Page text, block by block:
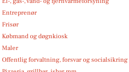
Entreprenør
Frisør
Købmand og døgnkiosk
Maler
Offentlig forvaltning, forsvar og socialsikring